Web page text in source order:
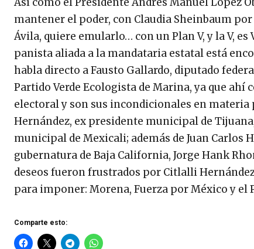
mantener el poder, con Claudia Sheinbaum
Ávila, quiere emularlo… con un Plan V, y la V,
panista aliada a la mandataria estatal está
habla directo a Fausto Gallardo, diputado
Partido Verde Ecologista de Marina, ya que ahí
electoral y son sus incondicionales en
Hernández, ex presidente municipal de
municipal de Mexicali; además de Juan Carlos
gubernatura de Baja California, Jorge Hank
deseos fueron frustrados por Citlalli
para imponer: Morena, Fuerza por México y el
Comparte esto: